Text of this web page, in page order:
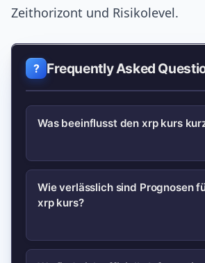
Zeithorizont und Risikolevel.
Frequently Asked
Was beeinflusst den xrp kurs
Kurzfristig treiben
Exchange‑Liquidität und
Verifizierte News und
Wie verlässlich sind Prognosen
xrp kurs?